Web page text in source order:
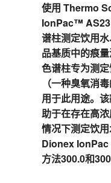
使用 Thermo
IonPac™ AS23
谱柱测定饮用
品基质中的痕
色谱柱专为测
（一种臭氧消
用于此用途。
助于在存在高
情况下测定饮
Dionex IonPac
方法300.0和